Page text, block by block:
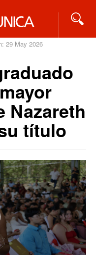
29 May 2026
Nazareth
título
THE VIDEO